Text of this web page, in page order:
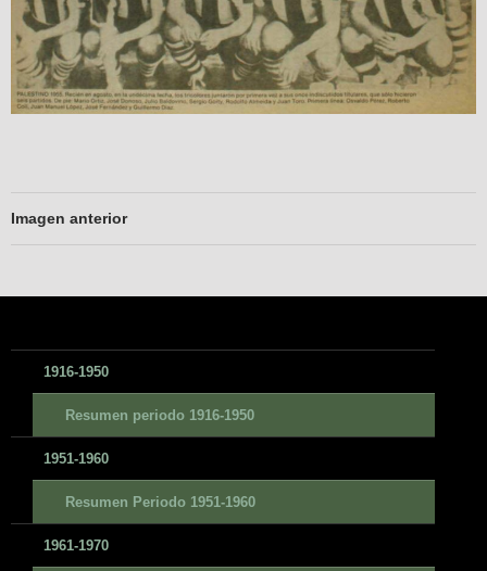
Imagen anterior
1916-1950
Resumen periodo 1916-1950
1951-1960
Resumen Periodo 1951-1960
1961-1970